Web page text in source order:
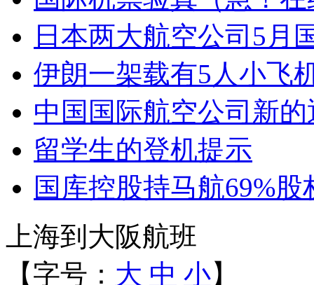
日本两大航空公司5月
伊朗一架载有5人小飞
中国国际航空公司新
留学生的登机提示
国库控股持马航69%股
上海到大阪航班
【字号： 大 中 小】